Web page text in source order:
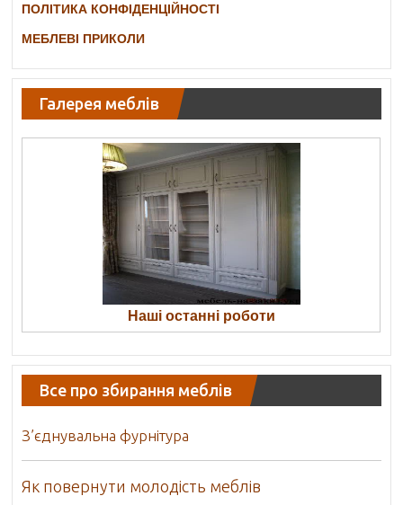
ПОЛІТИКА КОНФІДЕНЦІЙНОСТІ
МЕБЛЕВІ ПРИКОЛИ
Галерея меблів
Наші останні роботи
Все про збирання меблів
З’єднувальна фурнітура
Як повернути молодість меблів